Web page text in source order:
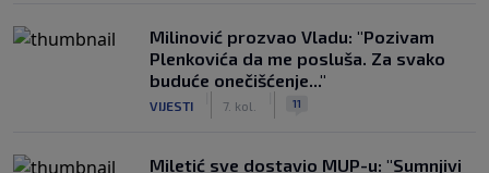
Milinović prozvao Vladu: "Pozivam
Plenkovića da me posluša. Za svako
buduće onečišćenje..."
VIJESTI 7. kol. 11
Miletić sve dostavio MUP-u: "Sumnjivi